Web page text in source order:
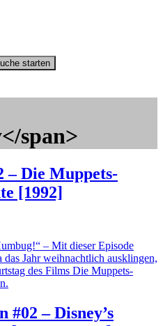
starten
span>
– Die Muppets-
[1992]
– Mit dieser Episode
das Jahr weihnachtlich ausklingen,
des Films Die Muppets-
#02 – Disney’s